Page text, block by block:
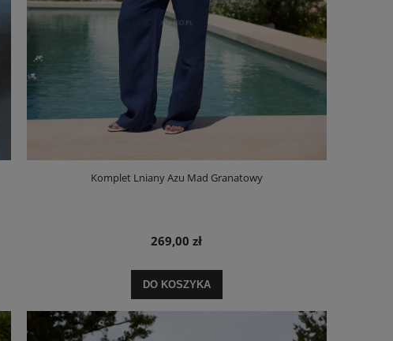
Komplet Lniany Azu Mad Granatowy
269,00 zł
DO KOSZYKA